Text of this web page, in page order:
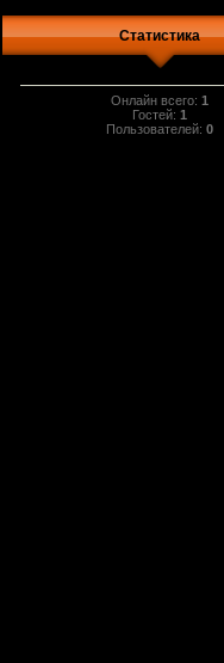
Статистика
Онлайн всего:1
Гостей:1
Пользователей:0